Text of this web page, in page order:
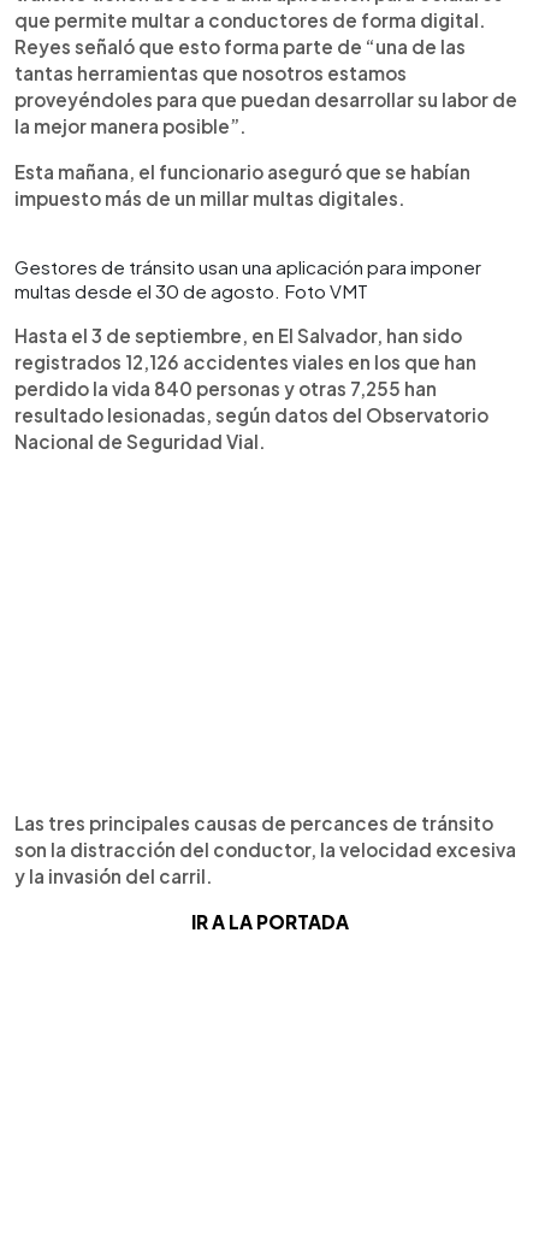
que permite multar a conductores de forma digital.
Reyes señaló que esto forma parte de “una de las
tantas herramientas que nosotros estamos
proveyéndoles para que puedan desarrollar su labor de
la mejor manera posible”.
Esta mañana, el funcionario aseguró que se habían
impuesto más de un millar multas digitales.
Gestores de tránsito usan una aplicación para imponer
multas desde el 30 de agosto. Foto VMT
Hasta el 3 de septiembre, en El Salvador, han sido
registrados 12,126 accidentes viales en los que han
perdido la vida 840 personas y otras 7,255 han
resultado lesionadas, según datos del Observatorio
Nacional de Seguridad Vial.
Las tres principales causas de percances de tránsito
son la distracción del conductor, la velocidad excesiva
y la invasión del carril.
IR A LA PORTADA